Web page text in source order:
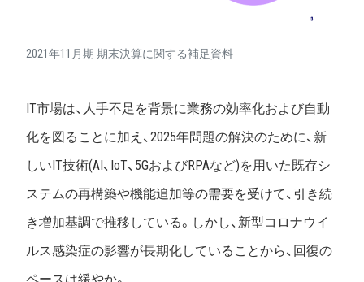
2021年11月期 期末決算に関する補足資料
IT市場は、人手不足を背景に業務の効率化および自動
化を図ることに加え、2025年問題の解決のために、新
しいIT技術(AI、IoT、5GおよびRPAなど)を用いた既存シ
ステムの再構築や機能追加等の需要を受けて、引き続
き増加基調で推移している。しかし、新型コロナウイ
ルス感染症の影響が長期化していることから、回復の
ペースは緩やか。